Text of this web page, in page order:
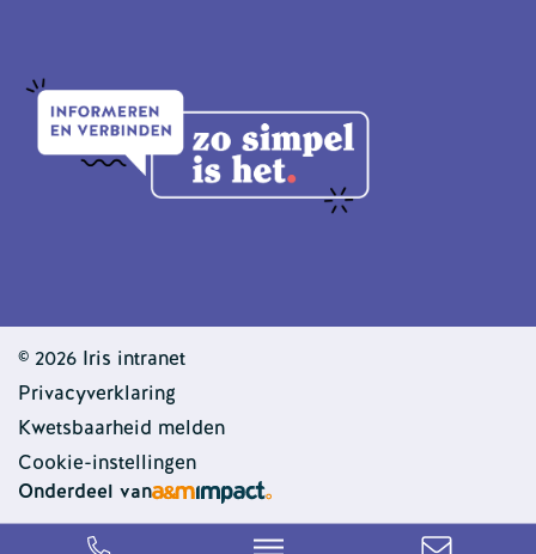
© 2026 Iris intranet
Privacyverklaring
Kwetsbaarheid melden
Cookie-instellingen
Onderdeel van